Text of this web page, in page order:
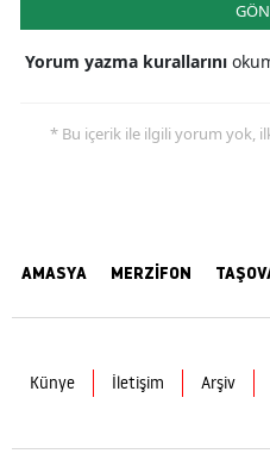
Yorum yazma kurallarını
* Bu içerik ile ilgili yorum yok,
AMASYA MERZİFON
Künye İletişim Arşiv